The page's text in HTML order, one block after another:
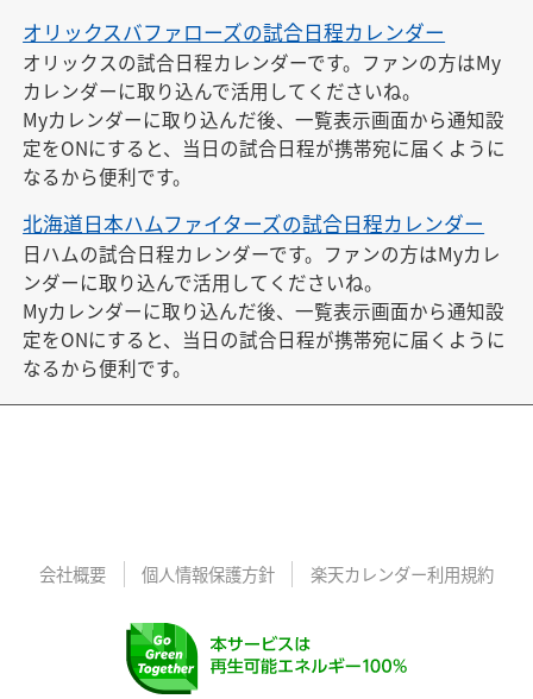
オリックスバファローズの試合日程カレンダー
オリックスの試合日程カレンダーです。ファンの方はMy
カレンダーに取り込んで活用してくださいね。
Myカレンダーに取り込んだ後、一覧表示画面から通知設
定をONにすると、当日の試合日程が携帯宛に届くように
なるから便利です。
北海道日本ハムファイターズの試合日程カレンダー
日ハムの試合日程カレンダーです。ファンの方はMyカレ
ンダーに取り込んで活用してくださいね。
Myカレンダーに取り込んだ後、一覧表示画面から通知設
定をONにすると、当日の試合日程が携帯宛に届くように
なるから便利です。
会社概要 個人情報保護方針 楽天カレンダー利用規約